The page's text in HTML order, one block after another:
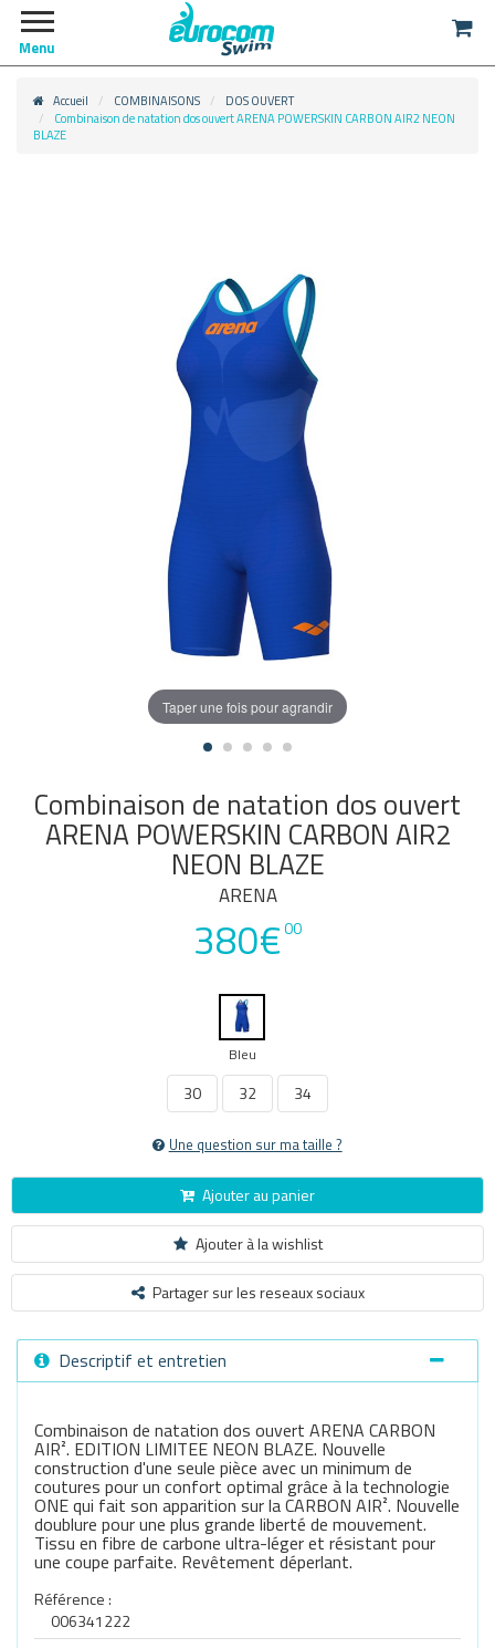
Menu
Accueil COMBINAISONS
DOS OUVERT
Combinaison de natation dos ouvert ARENA POWERSKIN CARBON AIR2 NEON
BLAZE
Taper une fois pour agrandir
Combinaison de natation dos ouvert
ARENA POWERSKIN CARBON AIR2
NEON BLAZE
ARENA
380€00
Bleu
30 32 34
Une question sur ma taille ?
Ajouter au panier
Ajouter à la wishlist
Partager sur les reseaux sociaux
Descriptif et entretien
Combinaison de natation dos ouvert ARENA CARBON
AIR². EDITION LIMITEE NEON BLAZE. Nouvelle
construction d'une seule pièce avec un minimum de
coutures pour un confort optimal grâce à la technologie
ONE qui fait son apparition sur la CARBON AIR². Nouvelle
doublure pour une plus grande liberté de mouvement.
Tissu en fibre de carbone ultra-léger et résistant pour
une coupe parfaite. Revêtement déperlant.
Référence :
006341222